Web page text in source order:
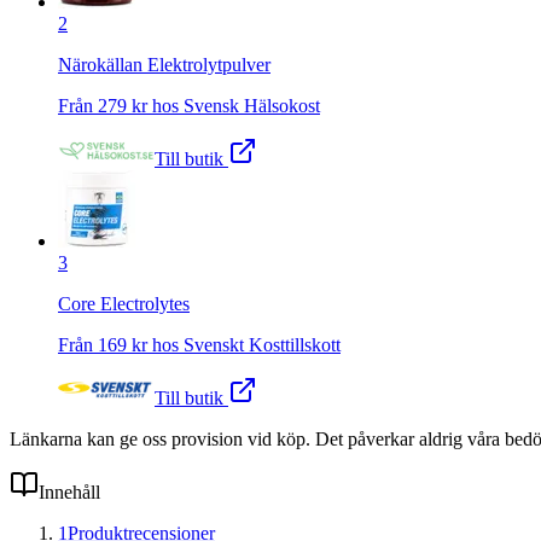
2
Närokällan Elektrolytpulver
Från 279 kr hos Svensk Hälsokost
Till butik
3
Core Electrolytes
Från 169 kr hos Svenskt Kosttillskott
Till butik
Länkarna kan ge oss provision vid köp. Det påverkar aldrig våra
Innehåll
1Produktrecensioner